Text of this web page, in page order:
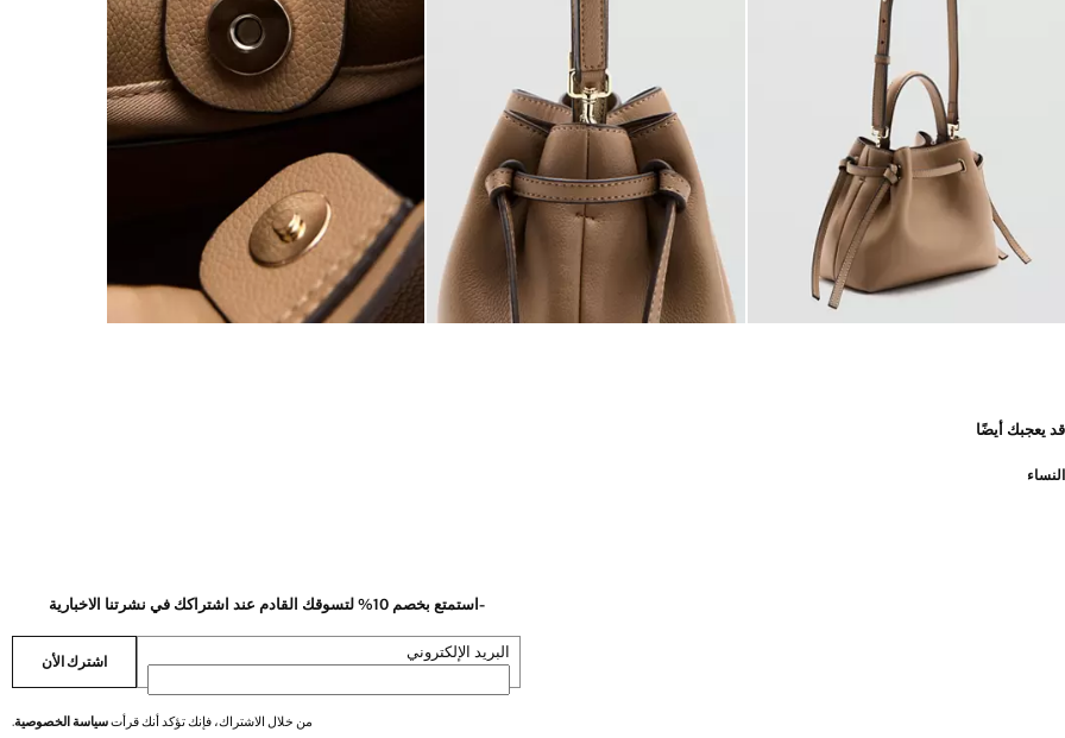
قد يعجبك أيضًا
النساء
-استمتع بخصم 10% لتسوقك القادم عند اشتراكك في نشرتنا الاخبارية
البريد الإلكتروني اشترك الأن
من خلال الاشتراك، فإنك تؤكد أنك قرأتسياسة الخصوصية.